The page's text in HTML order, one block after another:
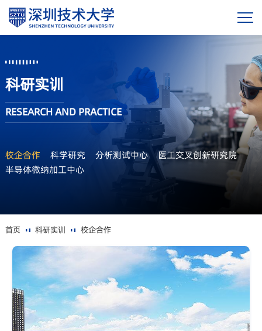
科研实训
RESEARCH AND PRACTICE
校企合作 科学研究 分析测试中心
医工交叉创新研究院
半导体微纳加工中心
首页 科研实训 校企合作